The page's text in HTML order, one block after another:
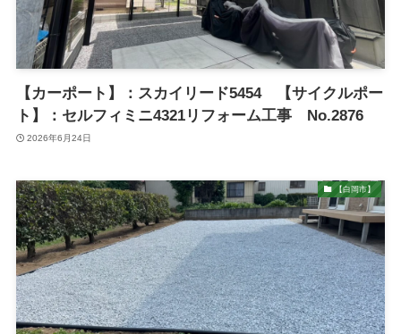
【カーポート】：スカイリード5454 【サイクルポー
ト】：セルフィミニ4321リフォーム工事 No.2876
2026年6月24日
【白岡市】